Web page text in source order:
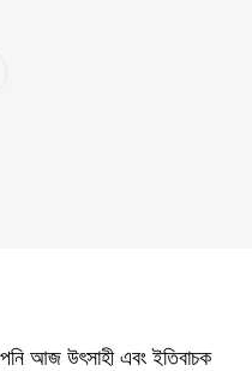
আজ উৎসাহী এবং ইতিবাচক